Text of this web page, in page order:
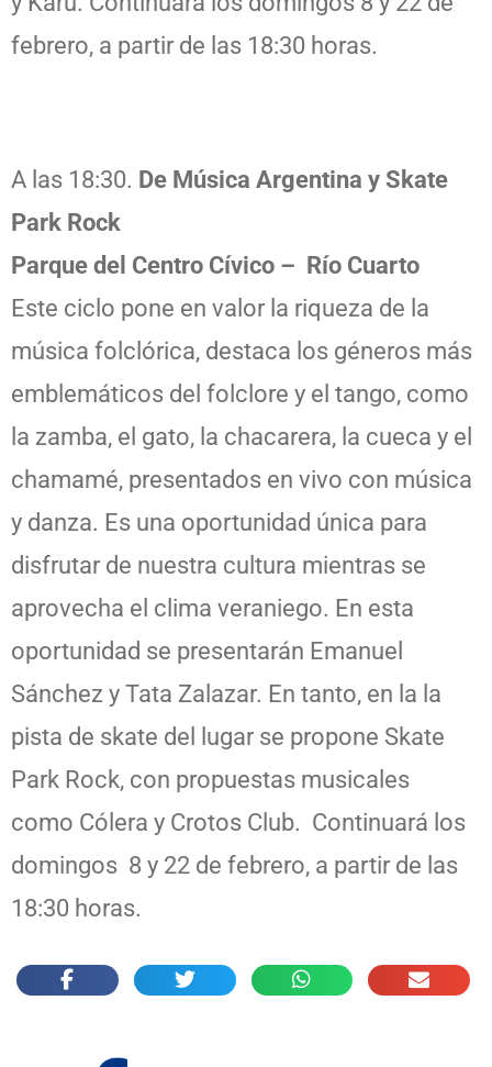
febrero, a partir de las 18:30 horas.
A las 18:30. De Música Argentina y Skate
Park Rock
Parque del Centro Cívico – Río Cuarto
Este ciclo pone en valor la riqueza de la
música folclórica, destaca los géneros más
emblemáticos del folclore y el tango, como
la zamba, el gato, la chacarera, la cueca y el
chamamé, presentados en vivo con música
y danza. Es una oportunidad única para
disfrutar de nuestra cultura mientras se
aprovecha el clima veraniego. En esta
oportunidad se presentarán Emanuel
Sánchez y Tata Zalazar. En tanto, en la la
pista de skate del lugar se propone Skate
Park Rock, con propuestas musicales
como Cólera y Crotos Club. Continuará los
domingos 8 y 22 de febrero, a partir de las
18:30 horas.